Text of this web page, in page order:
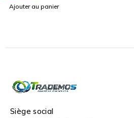
Ajouter au panier
Siège social